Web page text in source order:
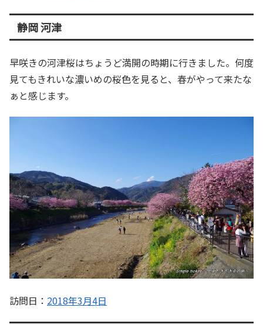
静岡 河津
早咲きの河津桜はちょうど満開の時期に行きました。何度
見てもきれいな濃いめの桜色を見ると、春がやって来たな
ぁと感じます。
訪問日： 2018年3月4日